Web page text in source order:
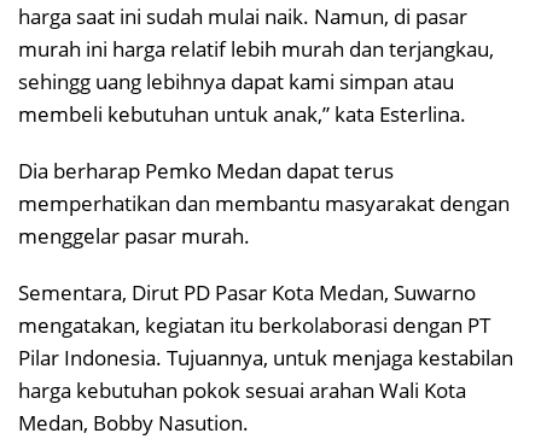
harga saat ini sudah mulai naik. Namun, di pasar
murah ini harga relatif lebih murah dan terjangkau,
sehingg uang lebihnya dapat kami simpan atau
membeli kebutuhan untuk anak,” kata Esterlina.
Dia berharap Pemko Medan dapat terus
memperhatikan dan membantu masyarakat dengan
menggelar pasar murah.
Sementara, Dirut PD Pasar Kota Medan, Suwarno
mengatakan, kegiatan itu berkolaborasi dengan PT
Pilar Indonesia. Tujuannya, untuk menjaga kestabilan
harga kebutuhan pokok sesuai arahan Wali Kota
Medan, Bobby Nasution.